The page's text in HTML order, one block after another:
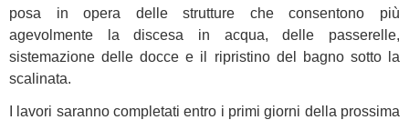
posa in opera delle strutture che consentono più
agevolmente la discesa in acqua, delle passerelle,
sistemazione delle docce e il ripristino del bagno sotto la
scalinata.
I lavori saranno completati entro i primi giorni della prossima